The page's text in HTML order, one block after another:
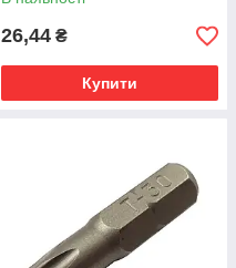
26,44 ₴
Купити